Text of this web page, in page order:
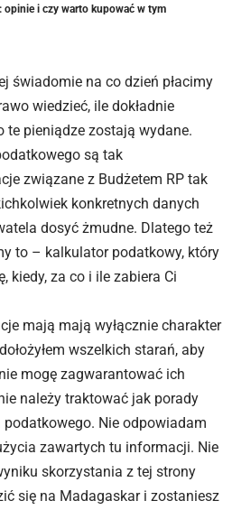
opinie i czy warto kupować w tym
świadomie na co dzień płacimy
wiedzieć, ile dokładnie
te pieniądze zostają wydane.
są tak
związane z Budżetem RP tak
konkretnych danych
dosyć żmudne. Dlatego też
to – kalkulator podatkowy, który
kiedy, za co i ile zabiera Ci
mają mają wyłącznie charakter
wszelkich starań, aby
mogę zagwarantować ich
należy traktować jak porady
Nie odpowiadam
zawartych tu informacji. Nie
skorzystania z tej strony
się na Madagaskar i zostaniesz